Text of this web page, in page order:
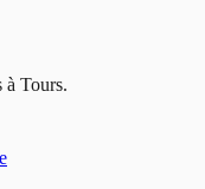
à Tours.